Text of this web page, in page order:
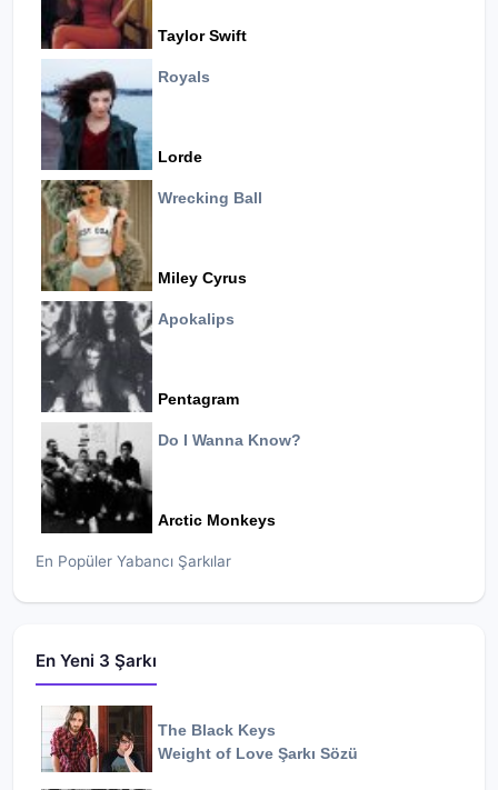
Taylor Swift
Royals
Lorde
Wrecking Ball
Miley Cyrus
Apokalips
Pentagram
Do I Wanna Know?
Arctic Monkeys
En Popüler Yabancı Şarkılar
En Yeni 3 Şarkı
The Black Keys
Weight of Love Şarkı Sözü